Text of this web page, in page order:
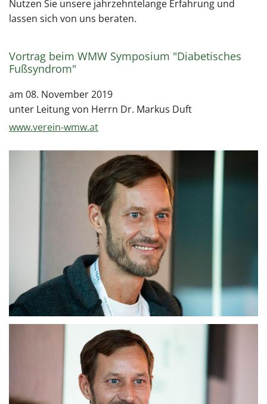
Nutzen Sie unsere jahrzehntelange Erfahrung und
lassen sich von uns beraten.
Vortrag beim WMW Symposium "Diabetisches
Fußsyndrom"
am 08. November 2019
unter Leitung von Herrn Dr. Markus Duft
www.verein-wmw.at